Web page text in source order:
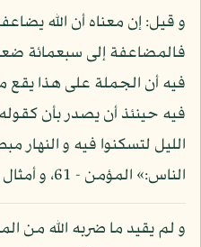
و قيل: إن معناه أن الله
فالمضاعفة إلى سبعمائة
فيه أن الجملة على هذا يقع
فيه حينئذ أن يصدر بأن
الليل لتسكنوا فيه و النهار
الناس:» المؤمن - 61، و أمثال ذلك.
و لم يقيد ما ضربه الله من